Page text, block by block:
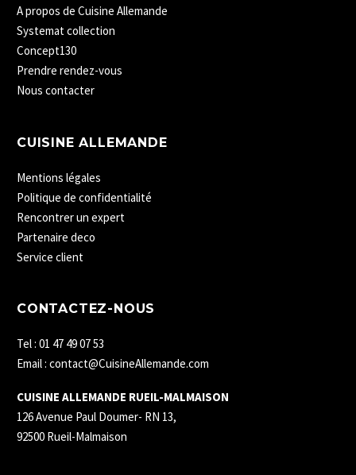
A propos de Cuisine Allemande
Systemat collection
Concept130
Prendre rendez-vous
Nous contacter
CUISINE ALLEMANDE
Mentions légales
Politique de confidentialité
Rencontrer un expert
Partenaire deco
Service client
CONTACTEZ-NOUS
Tel : 01 47 49 07 53
Email : contact@CuisineAllemande.com
CUISINE ALLEMANDE RUEIL-MALMAISON
126 Avenue Paul Doumer- RN 13,
92500 Rueil-Malmaison